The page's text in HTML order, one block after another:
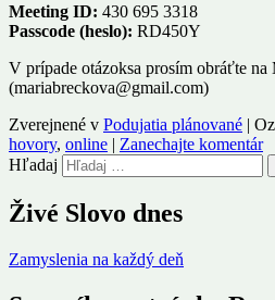
Meeting ID: 430 695 3318
Passcode (heslo): RD450Y
V prípade otázoksa prosím obráťte
(mariabreckova@gmail.com)
Zverejnené v Podujatia plánované |
hovory, online | Zanechajte komentár
Hľadaj
Živé Slovo dnes
Zamyslenia na každý deň